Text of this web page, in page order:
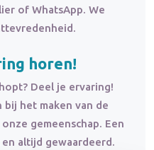
of WhatsApp. We
horen!
Deel je ervaring!
het maken van de
gemeenschap. Een
altijd gewaardeerd.